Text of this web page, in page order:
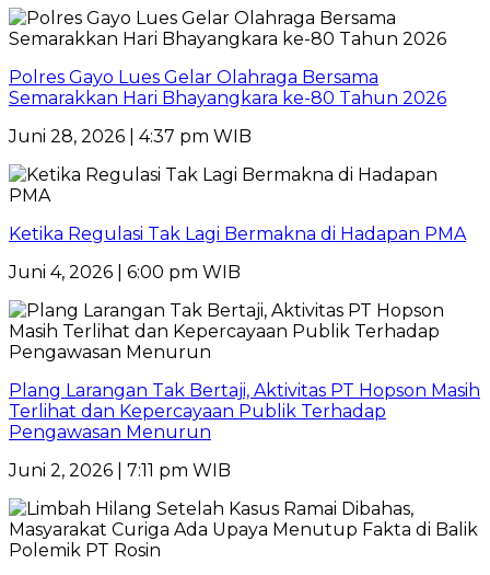
Polres Gayo Lues Gelar Olahraga Bersama
Semarakkan Hari Bhayangkara ke-80 Tahun 2026
Juni 28, 2026 | 4:37 pm WIB
Ketika Regulasi Tak Lagi Bermakna di Hadapan PMA
Juni 4, 2026 | 6:00 pm WIB
Plang Larangan Tak Bertaji, Aktivitas PT Hopson Masih
Terlihat dan Kepercayaan Publik Terhadap
Pengawasan Menurun
Juni 2, 2026 | 7:11 pm WIB